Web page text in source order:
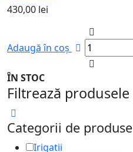
430,00 lei
Adaugă în coș
ÎN STOC
Filtrează produsele
Categorii de produse
Irigatii